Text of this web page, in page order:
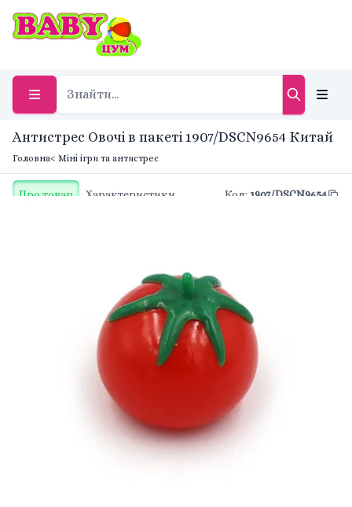
Антистрес Овочі в пакеті 1907/DSCN9654 Китай
Головна< Міні ігри та антистрес
Про товар Характеристики Код: 1907/DSCN9654